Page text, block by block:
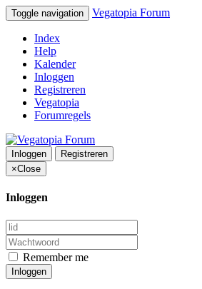
Toggle navigation Vegatopia Forum
Index
Help
Kalender
Inloggen
Registreren
Vegatopia
Forumregels
Inloggen
Registreren
×Close
Inloggen
Remember me
Inloggen